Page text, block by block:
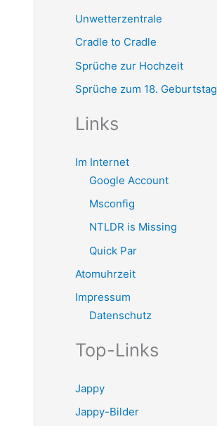
Unwetterzentrale
Cradle to Cradle
Sprüche zur Hochzeit
Sprüche zum 18. Geburtstag
Links
Im Internet
Google Account
Msconfig
NTLDR is Missing
Quick Par
Atomuhrzeit
Impressum
Datenschutz
Top-Links
Jappy
Jappy-Bilder